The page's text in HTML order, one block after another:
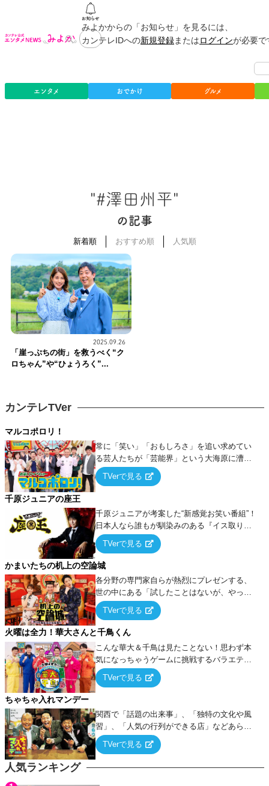
みよかからの「お知らせ」を見るには、
カンテレIDへの新規登録またはログインが必要
エンタメ おでかけ グルメ
"#澤田州平"
の記事
新着順 おすすめ順 人気順
2025.09.26
「崖っぷちの街」を救うべく“ク
ロちゃん”や“ひょうろく”...
人気ランキング
カンテレTVer
マルコポロリ！
常に「笑い」「おもしろさ」を追い求めてい
る芸人たちが「芸能界」という大海原に漕ぎ
出でて、新たなオモシロ人間を発掘する！
TVerで見る
千原ジュニアの座王
千原ジュニアが考案した“新感覚お笑い番組”！
日本人なら誰もが馴染みのある『イス取りゲ
ーム』をベースに、大喜利・ギャグ・モノボ
ケ・歌…など様々なお題で芸人がショートネ
タを競い合う！
TVerで見る
かまいたちの机上の空論城
各分野の専門家自らが熱烈にプレゼンする、
世の中にある「試したことはないが、やって
みたらこうなる！…ハズ」という“机上の空
論”に若手芸人らがカラダを張って挑む！
TVerで見る
火曜は全力！華大さんと千鳥くん
こんな華大＆千鳥は見たことない！思わず本
気になっちゃうゲームに挑戦するバラエティ
ー！
TVerで見る
ちゃちゃ入れマンデー
関西で「話題の出来事」、「独特の文化や風
習」、「人気の行列ができる店」などあらゆ
るテーマについて好き放題にちゃちゃを入れ
ていく関西色を前面に押し出したトークバラ
TVerで見る